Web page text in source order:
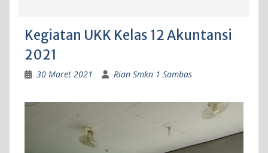
Kegiatan UKK Kelas 12 Akuntansi
2021
30 Maret 2021 Rian Smkn 1 Sambas